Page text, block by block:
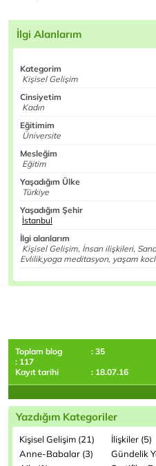
İlgi Alanlarım
Kategorim
Kişisel Gelişim
Cinsiyetim
Kadın
Eğitimim
Üniversite
Mesleğim
Eğitim
Yaşadığım Ülke
Türkiye
Yaşadığım Şehir
İstanbul
İlgi alanlarım
Kişisel Gelişim, İnsan ilişkileri,
Evlilik,yoga meditasyon, yaşam
Toplam blog
: 35
: 117
Kayıt tarihi
: 18.07.16
Yazdığım Kategoriler
Kişisel Gelişim (21)
İlişkiler (5)
Anne-Babalar (3)
Gündelik